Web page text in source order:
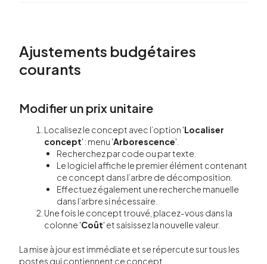
Ajustements budgétaires
courants
Modifier un prix unitaire
Localisez le concept avec l’option 'Localiser
concept' : menu 'Arborescence'.
Recherchez par code ou par texte.
Le logiciel affiche le premier élément contenant
ce concept dans l’arbre de décomposition.
Effectuez également une recherche manuelle
dans l’arbre si nécessaire.
Une fois le concept trouvé, placez-vous dans la
colonne 'Coût' et saisissez la nouvelle valeur.
La mise à jour est immédiate et se répercute sur tous les
postes qui contiennent ce concept.